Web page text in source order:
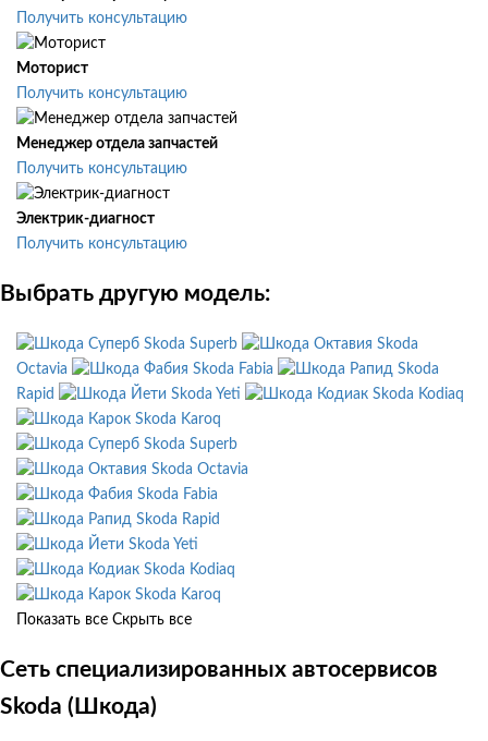
Получить консультацию
Моторист
Получить консультацию
Менеджер отдела запчастей
Получить консультацию
Электрик-диагност
Получить консультацию
Выбрать другую модель:
Skoda Superb
Skoda
Octavia
Skoda Fabia
Skoda
Rapid
Skoda Yeti
Skoda Kodiaq
Skoda Karoq
Skoda Superb
Skoda Octavia
Skoda Fabia
Skoda Rapid
Skoda Yeti
Skoda Kodiaq
Skoda Karoq
Показать все Скрыть все
Сеть специализированных автосервисов
Skoda (Шкода)